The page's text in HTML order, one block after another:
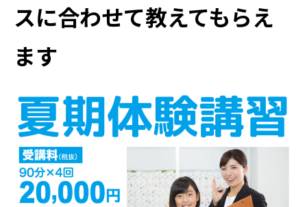
スに合わせて教えてもらえ
ます